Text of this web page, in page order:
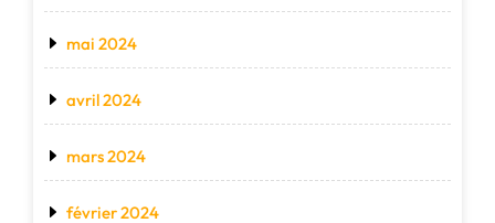
mai 2024
avril 2024
mars 2024
février 2024